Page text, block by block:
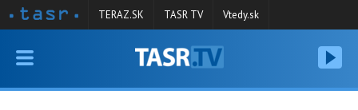
VYSIELANIE
TERAZ.SK TASR TV Vtedy.sk